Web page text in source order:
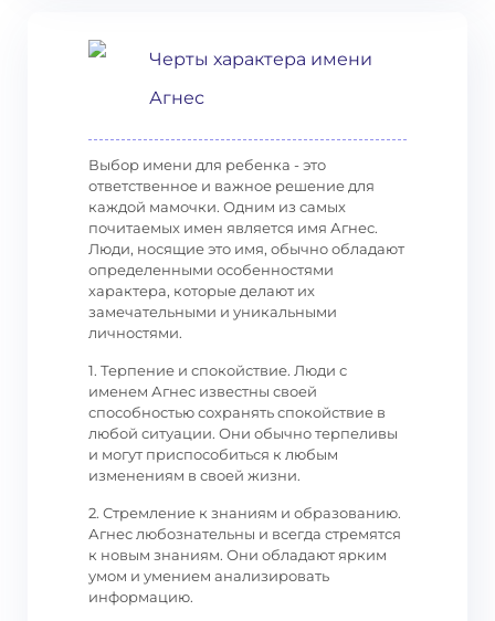
Черты характера имени
Агнес
Выбор имени для ребенка - это
ответственное и важное решение для
каждой мамочки. Одним из самых
почитаемых имен является имя Агнес.
Люди, носящие это имя, обычно обладают
определенными особенностями
характера, которые делают их
замечательными и уникальными
личностями.
1. Терпение и спокойствие. Люди с
именем Агнес известны своей
способностью сохранять спокойствие в
любой ситуации. Они обычно терпеливы
и могут приспособиться к любым
изменениям в своей жизни.
2. Стремление к знаниям и образованию.
Агнес любознательны и всегда стремятся
к новым знаниям. Они обладают ярким
умом и умением анализировать
информацию.